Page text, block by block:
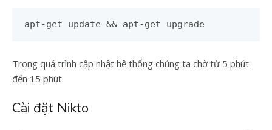
apt-get update && apt-get upgrade
Trong quá trình cập nhật hệ thống chúng ta chờ từ 5 phút
đến 15 phút.
Cài đặt Nikto